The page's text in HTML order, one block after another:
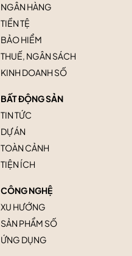
NGÂN HÀNG
TIỀN TỆ
BẢO HIỂM
THUẾ, NGÂN SÁCH
KINH DOANH SỐ
BẤT ĐỘNG SẢN
TIN TỨC
DỰ ÁN
TOÀN CẢNH
TIỆN ÍCH
CÔNG NGHỆ
XU HƯỚNG
SẢN PHẨM SỐ
ỨNG DỤNG